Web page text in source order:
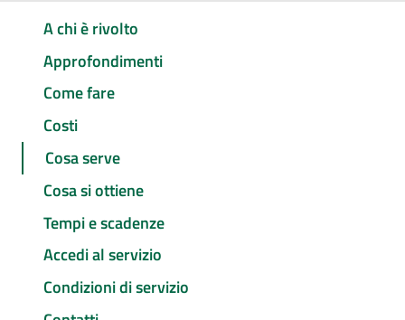
A chi è rivolto
Approfondimenti
Come fare
Costi
Cosa serve
Cosa si ottiene
Tempi e scadenze
Accedi al servizio
Condizioni di servizio